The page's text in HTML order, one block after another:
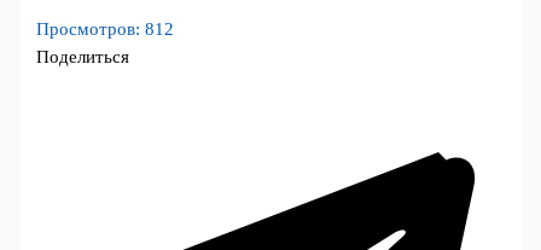
Просмотров: 812
Поделиться